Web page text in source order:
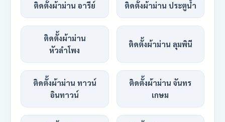
ติดตั้งผ้าม่าน อารีย์ ติดตั้งผ้าม่าน ประตูน้ำ
ติดตั้งผ้าม่าน
หัวลำโพง
ติดตั้งผ้าม่าน ลุมพินี
ติดตั้งผ้าม่าน ทาวน์
อินทาวน์
ติดตั้งผ้าม่าน จันทร
เกษม